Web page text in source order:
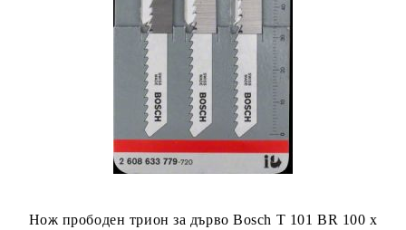
Нож прободен трион за дърво Bosch T 101 BR 100 x